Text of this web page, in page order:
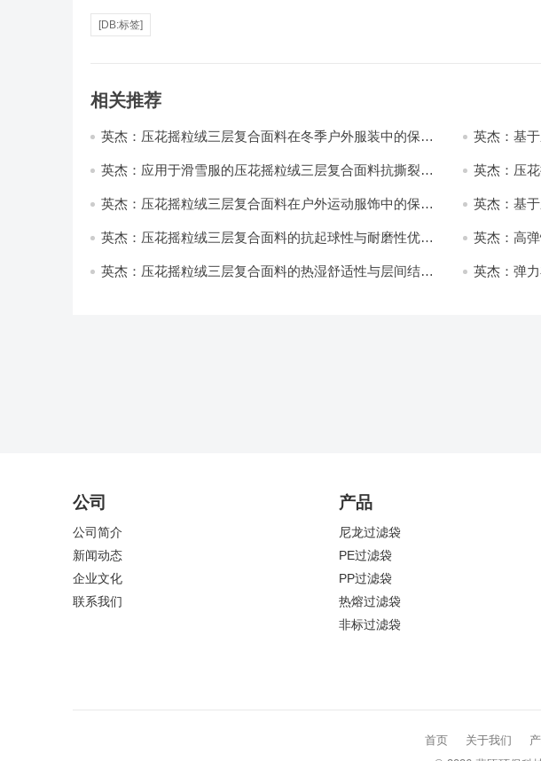
[DB:标签]
相关推荐
英杰：压花摇粒绒三层复合面料在冬季户外服装中的保暖
英杰：基
英杰：应用于滑雪服的压花摇粒绒三层复合面料抗撕裂与
英杰：压
英杰：压花摇粒绒三层复合面料在户外运动服饰中的保暖
英杰：基
英杰：压花摇粒绒三层复合面料的抗起球性与耐磨性优化
英杰：高
英杰：压花摇粒绒三层复合面料的热湿舒适性与层间结合
英杰：弹
公司
公司简介
新闻动态
企业文化
联系我们
产品
尼龙过滤袋
PE过滤袋
PP过滤袋
热熔过滤袋
非标过滤袋
首页 关于我们